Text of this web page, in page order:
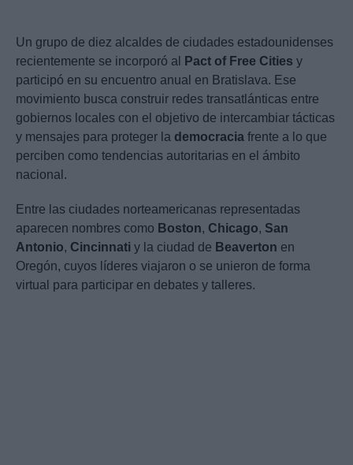
Un grupo de diez alcaldes de ciudades estadounidenses
recientemente se incorporó al
Pact of Free Cities y
participó en su encuentro anual en Bratislava. Ese
movimiento busca construir redes transatlánticas entre
gobiernos locales con el objetivo de intercambiar tácticas
y mensajes para proteger la democracia frente a lo que
perciben como tendencias autoritarias en el ámbito
nacional.
Entre las ciudades norteamericanas representadas
aparecen nombres como Boston, Chicago, San
Antonio, Cincinnati y la ciudad de Beaverton en
Oregón, cuyos líderes viajaron o se unieron de forma
virtual para participar en debates y talleres.